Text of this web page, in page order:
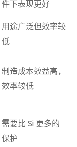
件下表现更好
用途广泛但效率较
低
制造成本效益高，
效率较低
需要比 Si 更多的
保护